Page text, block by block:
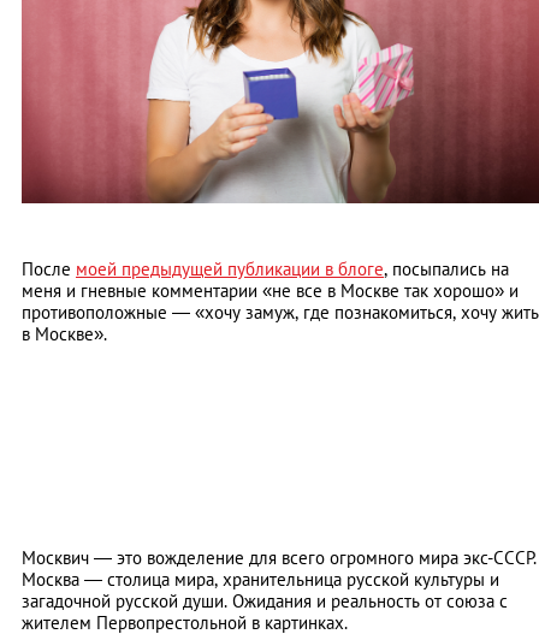
После моей предыдущей публикации в блоге, посыпались на
меня и гневные комментарии «не все в Москве так хорошо» и
противоположные — «хочу замуж, где познакомиться, хочу жить
в Москве».
Москвич — это вожделение для всего огромного мира экс-СССР.
Москва — столица мира, хранительница русской культуры и
загадочной русской души. Ожидания и реальность от союза с
жителем Первопрестольной в картинках.